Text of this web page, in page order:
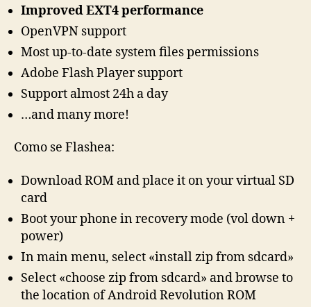
Improved EXT4 performance
OpenVPN support
Most up-to-date system files permissions
Adobe Flash Player support
Support almost 24h a day
…and many more!
Como se Flashea:
Download ROM and place it on your virtual SD
card
Boot your phone in recovery mode (vol down +
power)
In main menu, select «install zip from sdcard»
Select «choose zip from sdcard» and browse to
the location of Android Revolution ROM